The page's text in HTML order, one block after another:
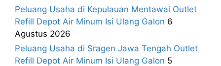
Peluang Usaha di Kepulauan Mentawai Outlet
Refill Depot Air Minum Isi Ulang Galon 6
Agustus 2026
Peluang Usaha di Sragen Jawa Tengah Outlet
Refill Depot Air Minum Isi Ulang Galon 5